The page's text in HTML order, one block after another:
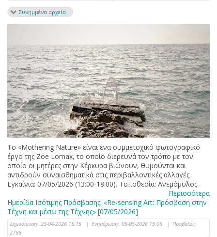
Συνημμένα αρχεία
Το «Mothering Nature» είναι ένα συμμετοχικό φωτογραφικό
έργο της Zoe Lomax, το οποίο διερευνά τον τρόπο με τον
οποίο οι μητέρες στην Κέρκυρα βιώνουν, θυμούνται και
αντιδρούν συναισθηματικά στις περιβαλλοντικές αλλαγές.
Εγκαίνια: 07/05/2026 (13:00-18:00). Τοποθεσία: Ανεμόμυλος.
Περισσότερα
Ημερίδα Ισότιμης Πρόσβασης: «Re-sensing Art: Πρόσβαση στην
Τέχνη και μέσω της Τέχνης» [07/05/2026]
Δημοσίευση: 23-04-2026 15:15 | Ενημέρωση: 05-05-2026 13:06 | Προβολές:
2768